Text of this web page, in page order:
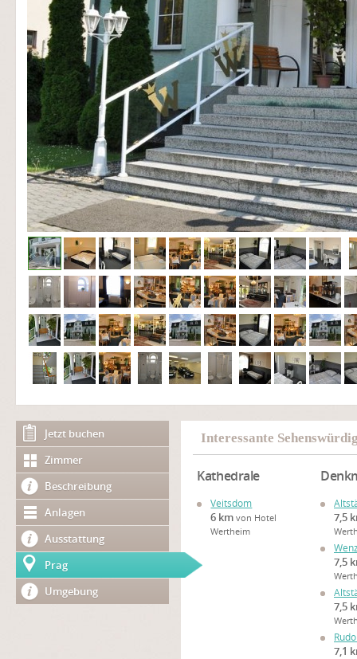
Jetzt buchen
Zimmer
Beschreibung
Anlagen
Ausstattung
Prag
Umgebung
Interessante
Kathedrale
Veitsdom
6 km von Hotel
Wertheim
7,5
7,5
7,5
7,1